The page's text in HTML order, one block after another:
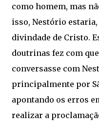
como homem, mas
isso, Nestório
divindade de Cristo.
doutrinas fez com
conversasse com
principalmente por
apontando os erros
realizar a